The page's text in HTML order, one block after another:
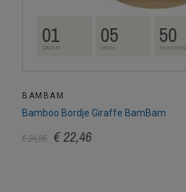
01
DAGEN 05
UREN 50
MINUTEN
BAMBAM
Bamboo Bordje Giraffe BamBam
€ 24,95 € 22,46